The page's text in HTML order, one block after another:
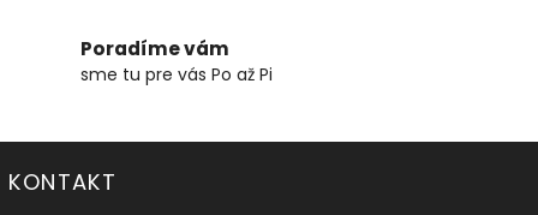
Poradíme vám
sme tu pre vás Po až Pi
KONTAKT